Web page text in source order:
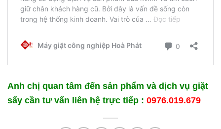
Anh chị quan tâm đến sản phẩm và dịch vụ giặt
sấy cần tư vấn liên hệ trực tiếp : 0976.019.679